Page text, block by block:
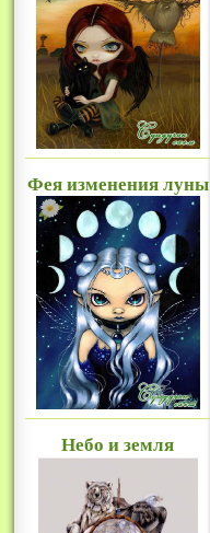
Фея изменения луны
Небо и земля